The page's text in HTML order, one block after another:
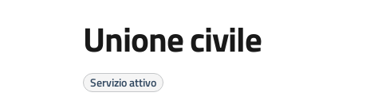
Unione civile
Servizio attivo